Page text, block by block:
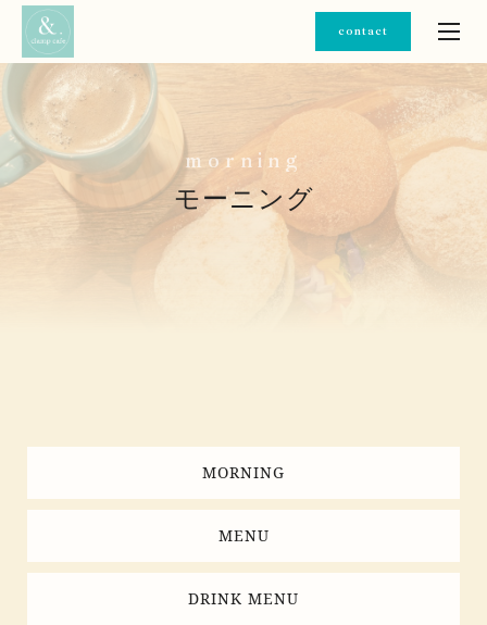
contact
モーニング
m o r n i n g
MORNING
MENU
DRINK MENU